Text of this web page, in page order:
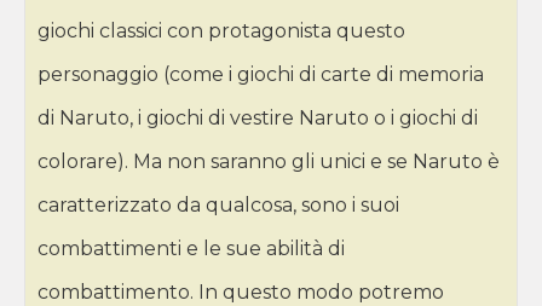
giochi classici con protagonista questo
personaggio (come i giochi di carte di memoria
di Naruto, i giochi di vestire Naruto o i giochi di
colorare). Ma non saranno gli unici e se Naruto è
caratterizzato da qualcosa, sono i suoi
combattimenti e le sue abilità di
combattimento. In questo modo potremo